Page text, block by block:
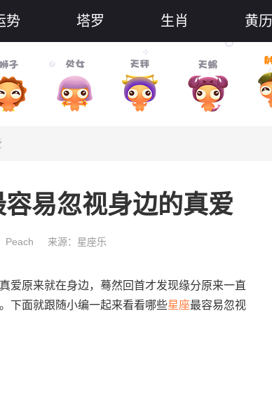
势 塔罗 生肖 黄历
易忽视身边的真爱
Peach 来源：星座乐
原来就在身边，蓦然回首才发现缘分原来一直
下面就跟随小编一起来看看哪些星座最容易忽视